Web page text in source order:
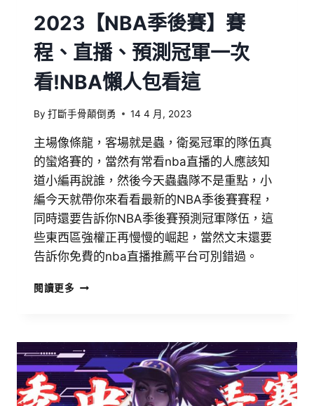
2023【NBA季後賽】賽
程、直播、預測冠軍一次
看!NBA懶人包看這
By 打斷手骨顛倒勇 14 4 月, 2023
主場像條龍，客場就是蟲，衛冕冠軍的隊伍真
的蠻烙賽的，當然有常看nba直播的人應該知
道小編再說誰，然後今天蟲蟲隊不是重點，小
編今天就帶你來看看最新的NBA季後賽賽程，
同時還要告訴你NBA季後賽預測冠軍隊伍，這
些東西區強權正再慢慢的崛起，當然文末還要
告訴你免費的nba直播推薦平台可別錯過。
閱讀更多